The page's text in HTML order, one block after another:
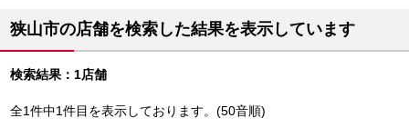
狭山市の店舗を検索した結果を表示しています
検索結果：1店舗
全1件中1件目を表示しております。(50音順)